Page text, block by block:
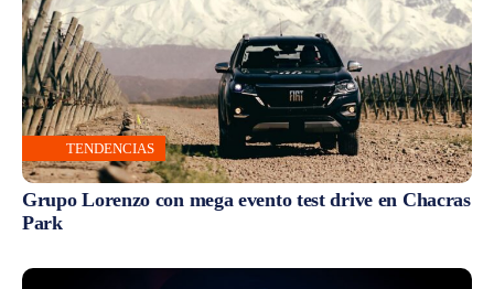
TENDENCIAS
Grupo Lorenzo con mega evento test drive en Chacras
Park